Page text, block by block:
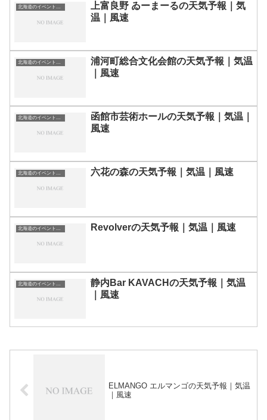
北海道のイベント会場一覧
上富良野 ゐーまーるの天気予報｜気
温｜風速
北海道のイベント会場一覧
浦河町総合文化会館の天気予報｜気温
｜風速
北海道のイベント会場一覧
函館市芸術ホールの天気予報｜気温｜
風速
六花の森の天気予報｜気温｜風速
Revolverの天気予報｜気温｜風速
静内Bar KAVACHの天気予報｜気温
｜風速
ELMANGO エルマンゴの天気予報｜気温
｜風速